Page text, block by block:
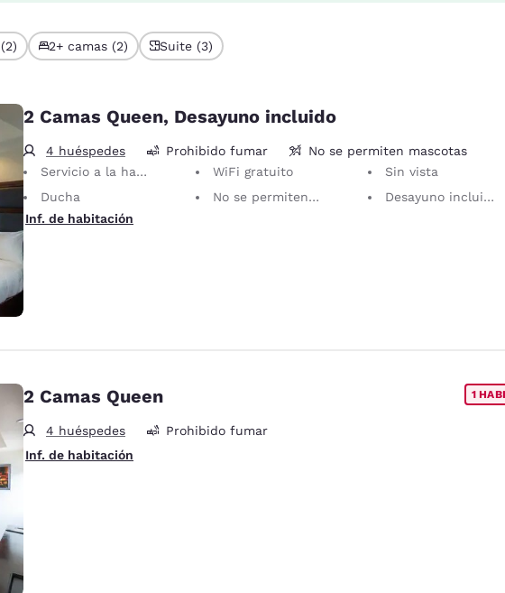
2+ camas (2) Suite (3)
2 Camas Queen, Desayuno incluido
4 huéspedes Prohibido fumar
No se permiten mascotas
Servicio a la habitación las 24 horas
WiFi gratuito
Sin vista
Ducha
No se permiten mascotas
Desayuno incluido
Inf. de habitación
2 Camas Queen
4 huéspedes
Prohibido fumar
Inf. de habitación
1